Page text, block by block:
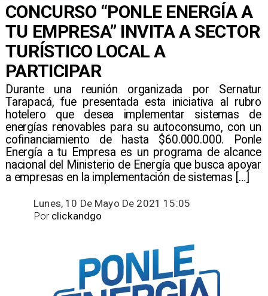
CONCURSO “PONLE ENERGÍA A
TU EMPRESA” INVITA A SECTOR
TURÍSTICO LOCAL A
PARTICIPAR
Durante una reunión organizada por Sernatur
Tarapacá, fue presentada esta iniciativa al rubro
hotelero que desea implementar sistemas de
energías renovables para su autoconsumo, con un
cofinanciamiento de hasta $60.000.000. Ponle
Energía a tu Empresa es un programa de alcance
nacional del Ministerio de Energía que busca apoyar
a empresas en la implementación de sistemas […]
Lunes, 10 De Mayo De 2021 15:05
clickandgo
Por